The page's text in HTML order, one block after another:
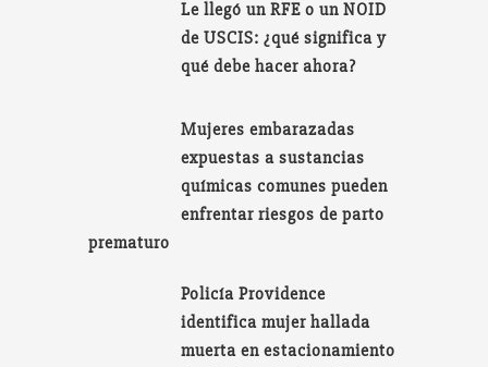
Le llegó un RFE o un NOID
de USCIS: ¿qué significa y
qué debe hacer ahora?
Mujeres embarazadas
expuestas a sustancias
químicas comunes pueden
enfrentar riesgos de parto
prematuro
Policía Providence
identifica mujer hallada
muerta en estacionamiento